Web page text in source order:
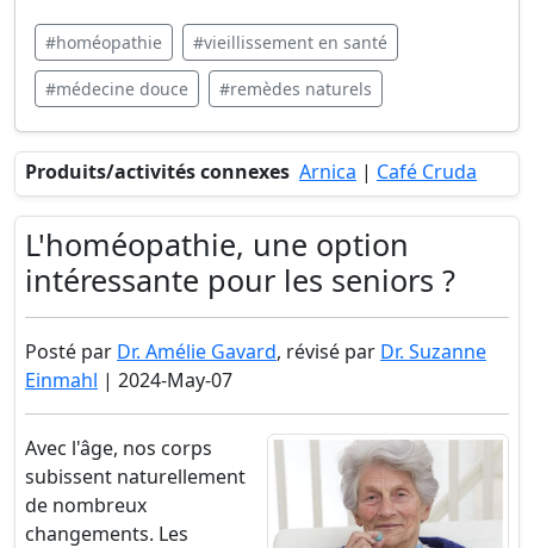
#homéopathie #vieillissement en santé
#médecine douce #remèdes naturels
Produits/activités connexes Arnica | Café Cruda
L'homéopathie, une option
intéressante pour les seniors ?
Posté par Dr. Amélie Gavard, révisé par Dr. Suzanne
Einmahl | 2024-May-07
Avec l'âge, nos corps
subissent naturellement
de nombreux
changements. Les